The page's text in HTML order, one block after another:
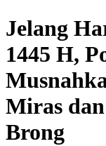
Jelang
1445 H,
Miras
Brong